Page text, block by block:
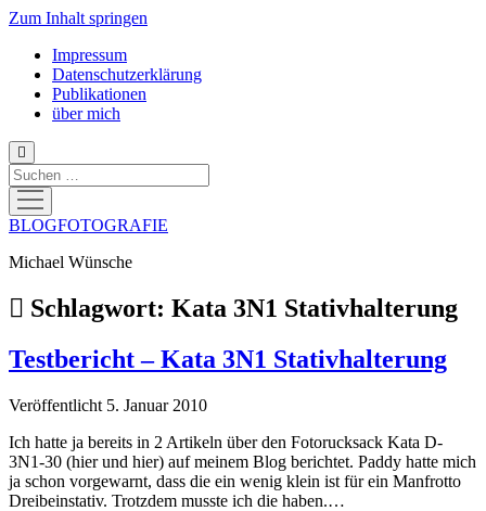
Zum Inhalt springen
Impressum
Datenschutzerklärung
Publikationen
über mich
Suchen
Menü
öffnen
BLOGFOTOGRAFIE
Michael Wünsche
Schlagwort: Kata 3N1 Stativhalterung
Testbericht – Kata 3N1 Stativhalterung
Veröffentlicht 5. Januar 2010
Ich hatte ja bereits in 2 Artikeln über den Fotorucksack Kata D-
3N1-30 (hier und hier) auf meinem Blog berichtet. Paddy hatte mich
ja schon vorgewarnt, dass die ein wenig klein ist für ein Manfrotto
Dreibeinstativ. Trotzdem musste ich die haben.…